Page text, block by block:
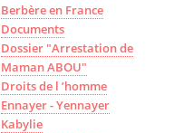
Berbère en France
Documents
Dossier "Arrestation de
Maman ABOU"
Droits de l ’homme
Ennayer - Yennayer
Kabylie